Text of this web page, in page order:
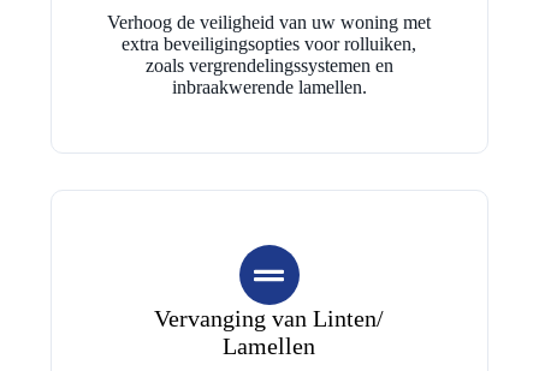
Verhoog de veiligheid van uw woning met
extra beveiligingsopties voor rolluiken,
zoals vergrendelingssystemen en
inbraakwerende lamellen.
Vervanging van Linten/
Lamellen